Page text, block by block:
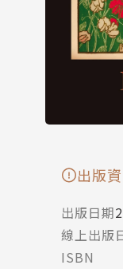
出版
出版日期
線上出版
ISBN